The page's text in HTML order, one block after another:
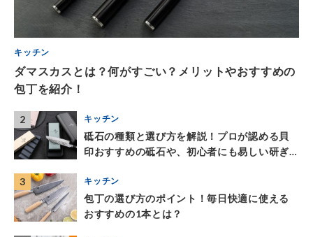
キッチン
ダマスカスとは？何がすごい？メリットやおすすめの
包丁を紹介！
2 キッチン
砥⽯の種類と選び⽅を解説！プロが認める⾙
印おすすめの砥⽯や、初⼼者にも易しい研ぎ
3
キッチン
包丁の選び方のポイント！毎日快適に使える
おすすめの1本とは？